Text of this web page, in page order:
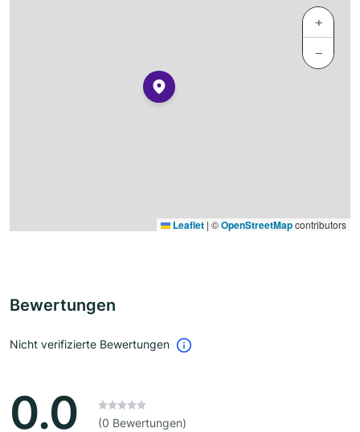
+
−
Leaflet | ©OpenStreetMapcontributors
Bewertungen
Nicht verifizierte Bewertungen
0.0 (0 Bewertungen)